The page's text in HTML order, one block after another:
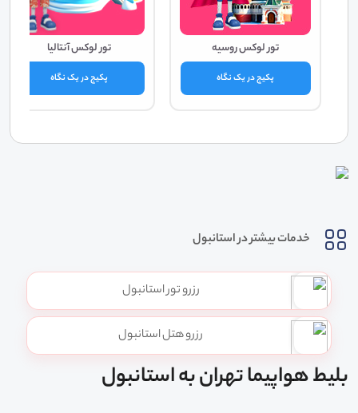
تور لوکس روسیه
پکیج در یک نگاه
تور لوکس آنتالیا
پکیج در یک نگاه
خدمات بیشتر در استانبول
رزرو تور استانبول
رزرو هتل استانبول
بلیط هواپیما تهران به استانبول